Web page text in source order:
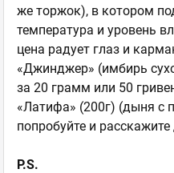
же торжок), в котором
температура и уровень
цена радует глаз и
«Джинджер» (имбирь
за 20 грамм или 50
«Латифа» (200г) (дыня с
попробуйте и
P.S.